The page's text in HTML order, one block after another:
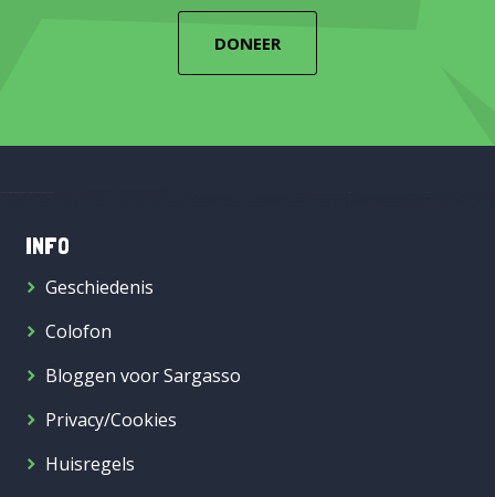
DONEER
INFO
Geschiedenis
Colofon
Bloggen voor Sargasso
Privacy/Cookies
Huisregels